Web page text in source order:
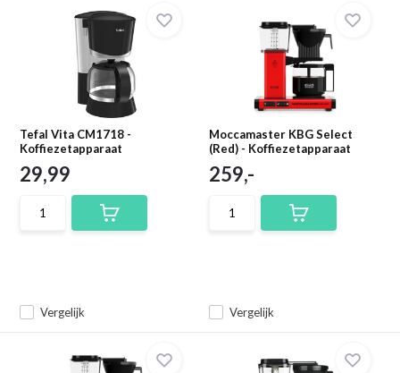
Tefal Vita CM1718 -
Koffiezetapparaat
Vergelijk
29,99
Moccamaster KBG Select
(Red) - Koffiezetapparaat
Vergelijk
259,-